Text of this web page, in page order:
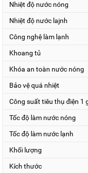
Mặt kính cường lực
đỉnh cao, mãn nhãn
cùng đường nét mượt
3. Hệ thông 3
riêng biệt
3 vòi lấy nước độc lập
Nhiệt độ nước nóng
Nhiệt độ nước lajnh
Công nghệ làm lạnh
Khoang tủ
Khóa an toàn nước nóng
Bảo vệ quá nhiệt
Công suất tiêu thụ điện 1
Tốc độ làm nước nóng
Tốc độ làm nước lạnh
Khối lượng
Kích thước